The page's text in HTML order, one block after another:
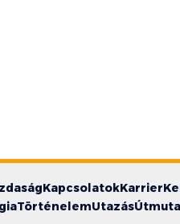
KapcsolatokKarrier
TörténelemUtazás